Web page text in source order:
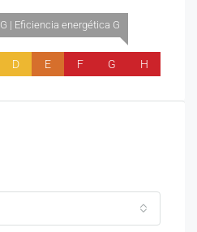
D E F
G | Eficiencia energética G
G H